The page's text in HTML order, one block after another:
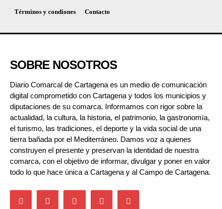
Términos y condiones Contacto
SOBRE NOSOTROS
Diario Comarcal de Cartagena es un medio de comunicación
digital comprometido con Cartagena y todos los municipios y
diputaciones de su comarca. Informamos con rigor sobre la
actualidad, la cultura, la historia, el patrimonio, la gastronomía,
el turismo, las tradiciones, el deporte y la vida social de una
tierra bañada por el Mediterráneo. Damos voz a quienes
construyen el presente y preservan la identidad de nuestra
comarca, con el objetivo de informar, divulgar y poner en valor
todo lo que hace única a Cartagena y al Campo de Cartagena.